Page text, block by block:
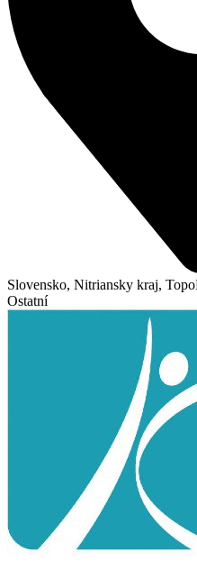
Slovensko, Nitriansky kraj,
Ostatní